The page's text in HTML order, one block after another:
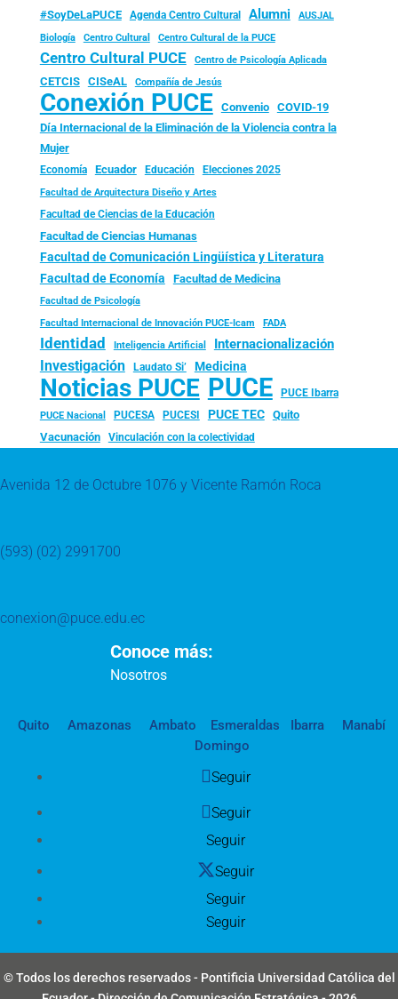
#SoyDeLaPUCE Agenda Centro Cultural Alumni
AUSJAL
Biología
Centro Cultural Centro Cultural de la PUCE
Centro Cultural PUCE Centro de Psicología Aplicada
CETCIS CISeAL Compañía de Jesús
Conexión PUCE Convenio
COVID-19
Día Internacional de la Eliminación de la Violencia contra la
Mujer
Economía Ecuador Educación Elecciones 2025
Facultad de Arquitectura Diseño y Artes
Facultad de Ciencias de la Educación
Facultad de Ciencias Humanas
Facultad de Comunicación Lingüística y Literatura
Facultad de Economía Facultad de Medicina
Facultad de Psicología
Facultad Internacional de Innovación PUCE-Icam FADA
Identidad Inteligencia Artificial Internacionalización
Investigación Laudato Si’ Medicina
Noticias PUCE PUCE PUCE Ibarra
PUCE Nacional PUCESA PUCESI PUCE TEC
Quito
Vacunación
Vinculación con la colectividad
Avenida 12 de Octubre 1076 y Vicente Ramón Roca
(593) (02) 2991700
conexion@puce.edu.ec
Conoce más:
Nosotros
Quito Amazonas Ambato Esmeraldas Ibarra
Manabí
Domingo
Seguir
Seguir
Seguir
Seguir
Seguir
Seguir
© Todos los derechos reservados - Pontificia Universidad Católica del